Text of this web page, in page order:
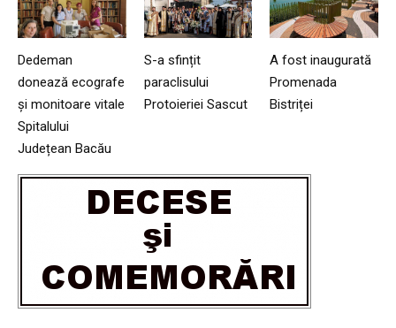
Dedeman
donează ecografe
și monitoare vitale
Spitalului
Județean Bacău
S-a sfințit
paraclisului
Protoieriei Sascut
A fost inaugurată
Promenada
Bistriței